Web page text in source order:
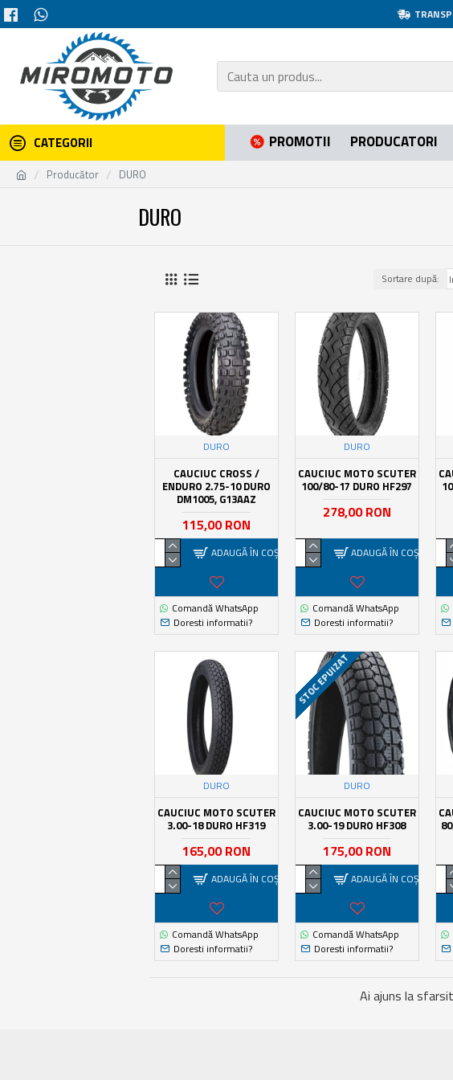
CATEGORII PROMOTII PRODUCATORI
Producător DURO
DURO
Sortare după:
DURO
CAUCIUC CROSS /
ENDURO 2.75-10 DURO
DM1005, G13AAZ
115,00 RON
ADAUGĂ ÎN COŞ
Comandă WhatsApp
Doresti informatii?
DURO
CAUCIUC MOTO SCUTER
100/80-17 DURO HF297
278,00 RON
ADAUGĂ ÎN COŞ
Comandă WhatsApp
Doresti informatii?
DURO
CAUCIUC MOTO SCUTER
3.00-18 DURO HF319
165,00 RON
ADAUGĂ ÎN COŞ
Comandă WhatsApp
Doresti informatii?
STOC EPUIZAT
DURO
CAUCIUC MOTO SCUTER
3.00-19 DURO HF308
175,00 RON
ADAUGĂ ÎN COŞ
Comandă WhatsApp
Doresti informatii?
Ai ajuns la